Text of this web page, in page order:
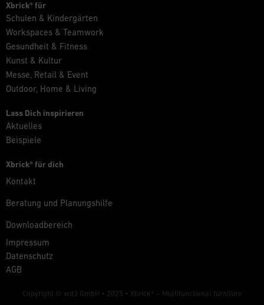
Xbrick® für
Schulen & Kindergärten
Workspaces & Teamwork
Gesundheit & Fitness
Kunst & Kultur
Messe, Retail & Event
Outdoor, Home & Living
Lass Dich inspirieren
Aktuelles
Beispiele
Xbrick® für dich
Kontakt
Beratung und Planungshilfe
Downloadbereich
Impressum
Datenschutz
AGB
Copyright © wd3 GmbH • 2025 • Xbrick® – Multifunctional furniture